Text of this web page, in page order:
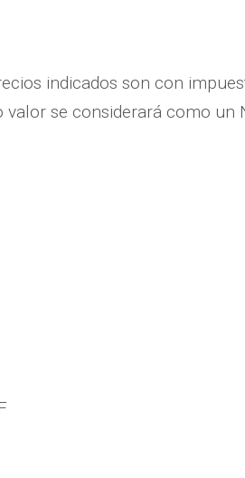
indicados son con
valor se considerará como un